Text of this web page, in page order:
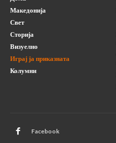
Македонија
Свет
Сторија
Визуелно
Играј ја приказната
Колумни
Facebook